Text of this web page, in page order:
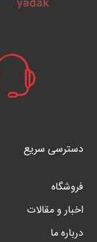
دسترسی سریع
فروشگاه
اخبار و مقالات
درباره ما